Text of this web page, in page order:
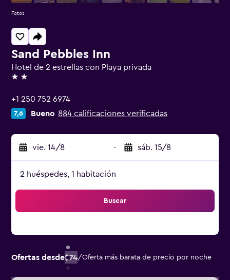
Sand Pebbles Inn
Hotel de 2 estrellas con Playa privada
2 estrellas
+1 250 752 6974
7,6 Bueno 884 calificaciones verificadas
vie. 14/8 - sáb. 15/8
2 huéspedes, 1 habitación
Buscar
Ofertas desde$74/Oferta más barata de precio por noche
Fotos